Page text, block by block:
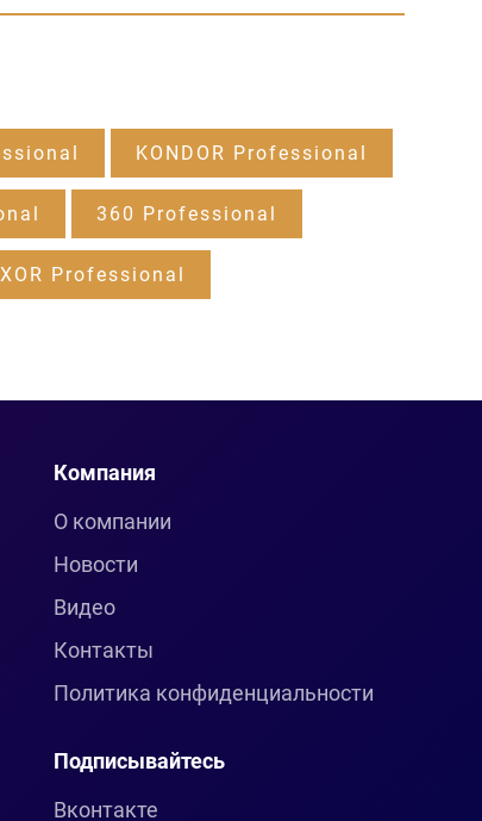
KONDOR Professional
360 Professional
Professional
Компания
О компании
Новости
Видео
Контакты
Политика конфиденциальности
Подписывайтесь
Вконтакте